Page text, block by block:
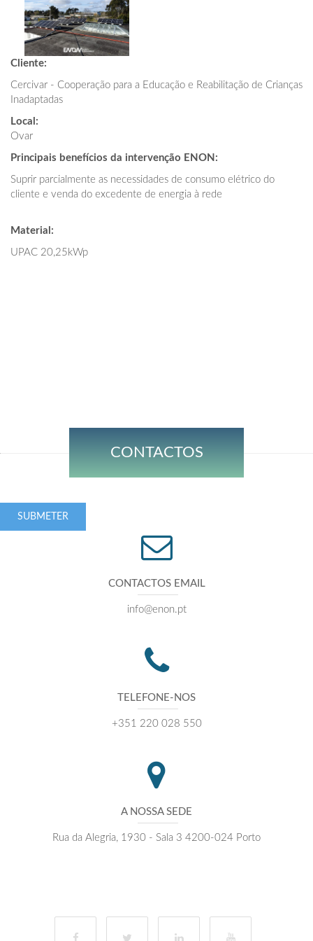
Cliente:
Cercivar - Cooperação para a Educação e Reabilitação de Crianças
Inadaptadas
Local:
Ovar
Principais benefícios da intervenção ENON:
Suprir parcialmente as necessidades de consumo elétrico do
cliente e venda do excedente de energia à rede
Material:
UPAC 20,25kWp
CONTACTOS
SUBMETER
CONTACTOS EMAIL
info@enon.pt
TELEFONE-NOS
+351 220 028 550
A NOSSA SEDE
Rua da Alegria, 1930 - Sala 3 4200-024 Porto